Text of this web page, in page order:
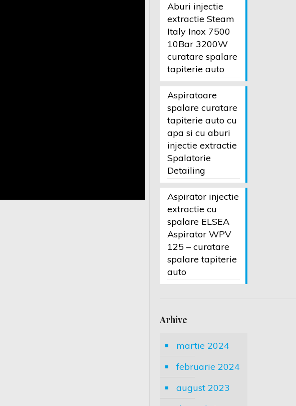
Aburi injectie
extractie Steam
Italy Inox 7500
10Bar 3200W
curatare spalare
tapiterie auto
Aspiratoare
spalare curatare
tapiterie auto cu
apa si cu aburi
injectie extractie
Spalatorie
Detailing
Aspirator injectie
extractie cu
spalare ELSEA
Aspirator WPV
125 – curatare
spalare tapiterie
auto
Arhive
martie 2024
februarie 2024
august 2023